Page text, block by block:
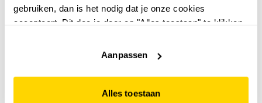
gebruiken, dan is het nodig dat je onze cookies
accepteert. Dit doe je door op "Alles toestaan" te klikken.
website niet optimaal functioneert.
Aanpassen
Alles toestaan